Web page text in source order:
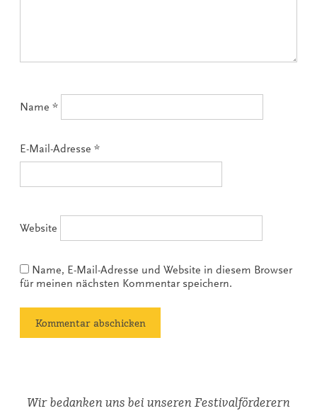
Name *
E-Mail-Adresse *
Website
Name, E-Mail-Adresse und Website in diesem Browser
für meinen nächsten Kommentar speichern.
Wir bedanken uns bei unseren Festivalförderern